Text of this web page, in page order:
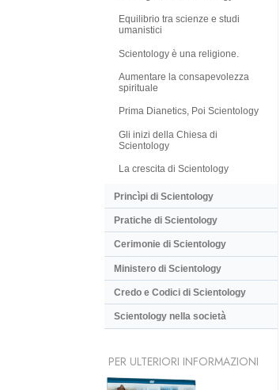
Equilibrio tra scienze e studi
umanistici
Scientology è una religione.
Aumentare la consapevolezza
spirituale
Prima Dianetics, Poi Scientology
Gli inizi della Chiesa di
Scientology
La crescita di Scientology
Princìpi di Scientology
Pratiche di Scientology
Cerimonie di Scientology
Ministero di Scientology
Credo e Codici di Scientology
Scientology nella società
PER ULTERIORI INFORMAZIONI